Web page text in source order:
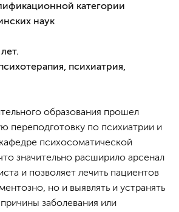
категории
наук
психиатрия,
образования прошел
переподготовку по психиатрии и
психосоматической
значительно расширило арсенал
и позволяет лечить пациентов
но и выявлять и устранять
заболевания или